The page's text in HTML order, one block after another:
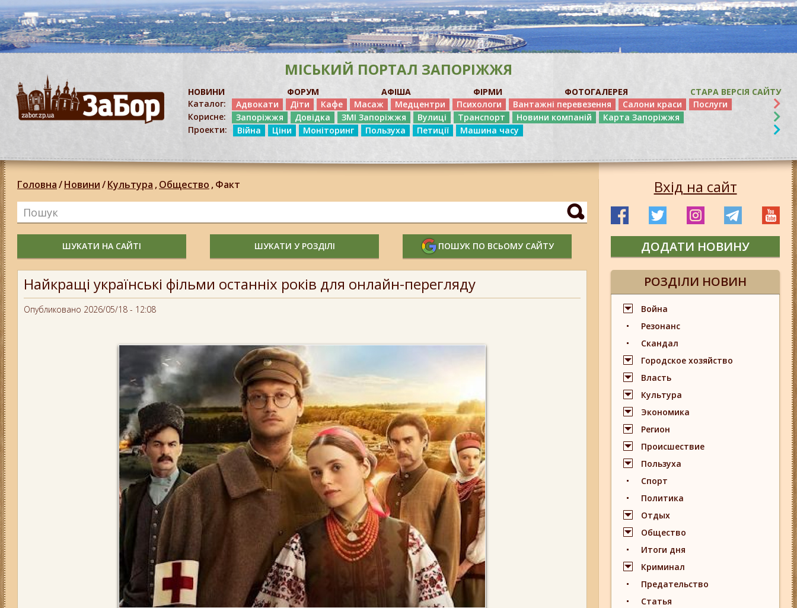
МІСЬКИЙ ПОРТАЛ ЗАПОРІЖЖЯ
НОВИНИ ФОРУМ АФІША ФІРМИ ФОТОГАЛЕРЕЯ
СТАРА ВЕРСІЯ САЙТУ
Каталог:
Адвокати Діти Кафе Масаж Медцентри Психологи Вантажні перевезення Салони краси
Послуги
Корисне:
Запоріжжя Довідка ЗМІ Запоріжжя Вулиці Транспорт Новини компаній
Карта Запоріжжя
Проекти:
Війна Ціни Моніторинг Пользуха Петиції Машина часу
Головна/Новини/Культура ,Общество ,Факт
ШУКАТИ НА САЙТІ ШУКАТИ У РОЗДІЛІ ПОШУК ПО ВСЬОМУ САЙТУ
Найкращі українські фільми останніх років для онлайн-перегляду
Опубликовано 2026/05/18 - 12:08
Вхід на сайт
ДОДАТИ НОВИНУ
РОЗДІЛИ НОВИН
Война
Резонанс
Скандал
Городское хозяйство
Власть
Культура
Экономика
Регион
Происшествие
Пользуха
Спорт
Политика
Отдых
Общество
Итоги дня
Криминал
Предательство
Статья